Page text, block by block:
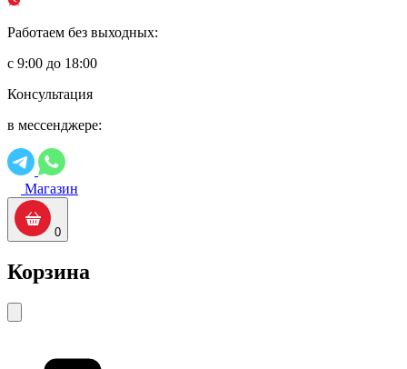
Работаем без выходных:
с 9:00 до 18:00
Консультация
в мессенджере:
Магазин
0
Корзина